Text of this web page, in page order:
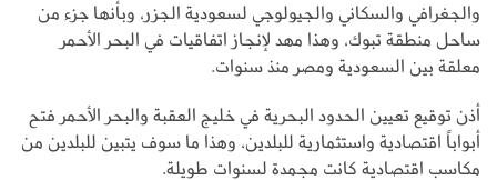
والجغرافي والسكاني والجيولوجي لسعودية الجزر، وبأنها جزء من
ساحل منطقة تبوك، وهذا مهد لإنجاز اتفاقيات في البحر الأحمر
معلقة بين السعودية ومصر منذ سنوات.
أذن توقيع تعيين الحدود البحرية في خليج العقبة والبحر الأحمر فتح
أبواباً اقتصادية واستثمارية للبلدين، وهذا ما سوف يتبين للبلدين من
مكاسب اقتصادية كانت مجمدة لسنوات طويلة.